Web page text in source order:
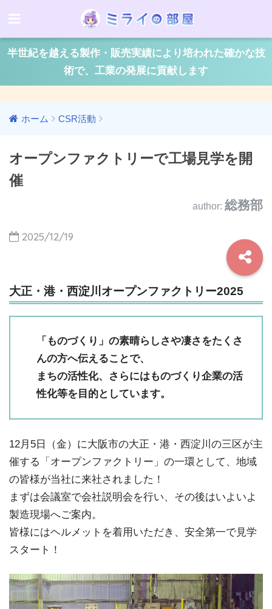
半世紀を越える製作・販売実績により培われた確かな技
術で、工業の発展に貢献します
ホーム CSR活動
オープンファクトリーで工場見学を開
催
author: 総務部
2025/12/19
大正・港・西淀川オープンファクトリー2025
「ものづくり」の素晴らしさや凄さをたくさ
んの方へ伝えることで、
まちの活性化、さらにはものづくり企業の活
性化等を目的としています。
12月5日（金）に大阪市の大正・港・西淀川の三区が主
催する「オープンファクトリー」の一環として、地域
の皆様が当社に来社されました！
まずは会議室で会社説明会を行い、その後はいよいよ
製造現場へご案内。
皆様にはヘルメットを着用いただき、安全第一で見学
スタート！